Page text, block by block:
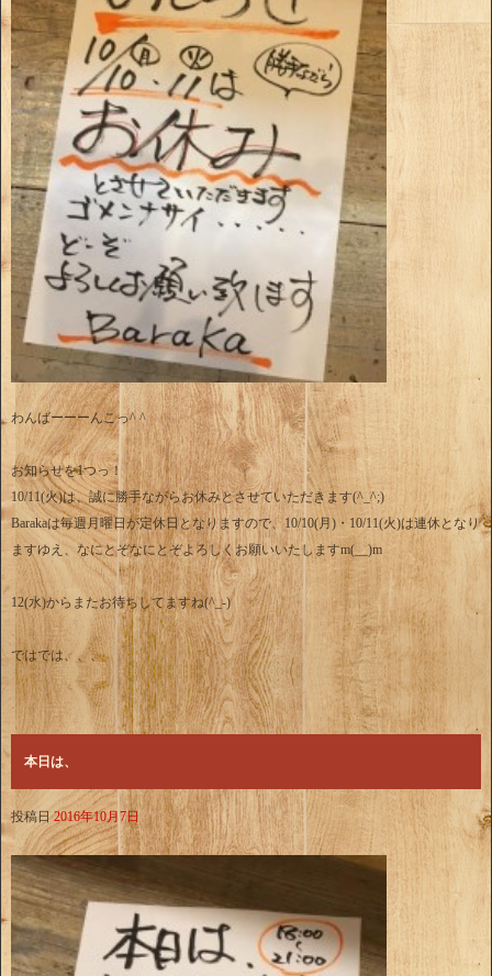
わんばーーーんこっ^ ^
お知らせを1つっ！
10/11(火)は、誠に勝手ながらお休みとさせていただきます(^_^;)
Barakaは毎週月曜日が定休日となりますので、10/10(月)・10/11(火)は連休となり
ますゆえ、なにとぞなにとぞよろしくお願いいたしますm(__)m
12(水)からまたお待ちしてますね(^_-)
ではでは、、、
本日は、
投稿日 2016年10月7日